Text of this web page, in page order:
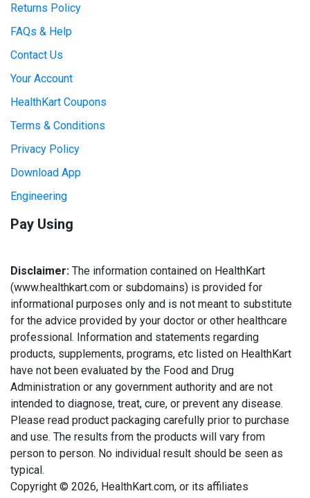
Returns Policy
FAQs & Help
Contact Us
Your Account
HealthKart Coupons
Terms & Conditions
Privacy Policy
Download App
Engineering
Pay Using
Disclaimer: The information contained on HealthKart
(www.healthkart.com or subdomains) is provided for
informational purposes only and is not meant to substitute
for the advice provided by your doctor or other healthcare
professional. Information and statements regarding
products, supplements, programs, etc listed on HealthKart
have not been evaluated by the Food and Drug
Administration or any government authority and are not
intended to diagnose, treat, cure, or prevent any disease.
Please read product packaging carefully prior to purchase
and use. The results from the products will vary from
person to person. No individual result should be seen as
typical.
Copyright © 2026, HealthKart.com, or its affiliates